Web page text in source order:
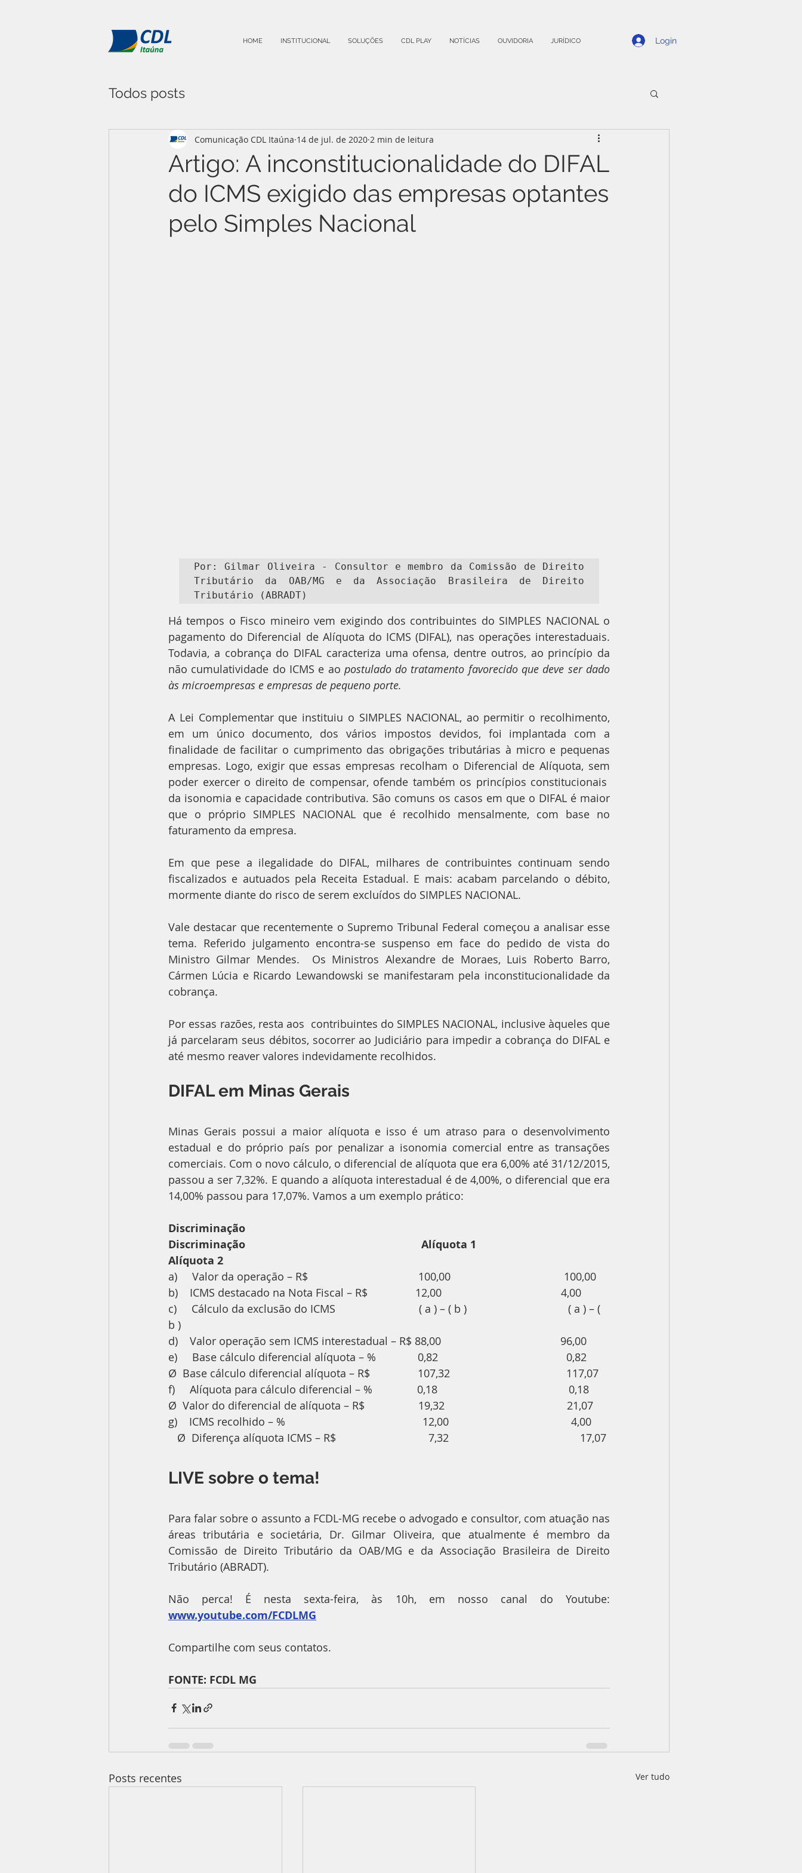
HOME INSTITUCIONAL SOLUÇÕES CDL PLAY NOTÍCIAS OUVIDORIA JURÍDICO Login
Todos posts
Artigo: A inconstitucionalidade do DIFAL
do ICMS exigido das empresas optantes
pelo Simples Nacional
Comunicação CDL Itaúna 14 de jul. de 2020 2 min de leitura
Por: Gilmar Oliveira - Consultor e membro da Comissão de Direito
Tributário da OAB/MG e da Associação Brasileira de Direito
Tributário (ABRADT)
Há tempos o Fisco mineiro vem exigindo dos contribuintes do SIMPLES NACIONAL o
pagamento do Diferencial de Alíquota do ICMS (DIFAL), nas operações interestaduais.
Todavia, a cobrança do DIFAL caracteriza uma ofensa, dentre outros, ao princípio da
não cumulatividade do ICMS e ao postulado do tratamento favorecido que deve ser dado
às microempresas e empresas de pequeno porte.
A Lei Complementar que instituiu o SIMPLES NACIONAL, ao permitir o recolhimento,
em um único documento, dos vários impostos devidos, foi implantada com a
finalidade de facilitar o cumprimento das obrigações tributárias à micro e pequenas
empresas. Logo, exigir que essas empresas recolham o Diferencial de Alíquota, sem
poder exercer o direito de compensar, ofende também os princípios constitucionais
da isonomia e capacidade contributiva. São comuns os casos em que o DIFAL é maior
que o próprio SIMPLES NACIONAL que é recolhido mensalmente, com base no
faturamento da empresa.
Em que pese a ilegalidade do DIFAL, milhares de contribuintes continuam sendo
fiscalizados e autuados pela Receita Estadual. E mais: acabam parcelando o débito,
mormente diante do risco de serem excluídos do SIMPLES NACIONAL.
Vale destacar que recentemente o Supremo Tribunal Federal começou a analisar esse
tema. Referido julgamento encontra-se suspenso em face do pedido de vista do
Ministro Gilmar Mendes.  Os Ministros Alexandre de Moraes, Luis Roberto Barro,
Cármen Lúcia e Ricardo Lewandowski se manifestaram pela inconstitucionalidade da
cobrança.
Por essas razões, resta aos  contribuintes do SIMPLES NACIONAL, inclusive àqueles que
já parcelaram seus débitos, socorrer ao Judiciário para impedir a cobrança do DIFAL e
até mesmo reaver valores indevidamente recolhidos.
DIFAL em Minas Gerais
Minas Gerais possui a maior alíquota e isso é um atraso para o desenvolvimento
estadual e do próprio país por penalizar a isonomia comercial entre as transações
comerciais. Com o novo cálculo, o diferencial de alíquota que era 6,00% até 31/12/2015,
passou a ser 7,32%. E quando a alíquota interestadual é de 4,00%, o diferencial que era
14,00% passou para 17,07%. Vamos a um exemplo prático:
Discriminação
Discriminação                                                           Alíquota 1
Alíquota 2
a)     Valor da operação – R$                                     100,00                                      100,00
b)    ICMS destacado na Nota Fiscal – R$                12,00                                        4,00
c)     Cálculo da exclusão do ICMS                            ( a ) – ( b )                                  ( a ) – (
b )
d)    Valor operação sem ICMS interestadual – R$ 88,00                                        96,00
e)     Base cálculo diferencial alíquota – %              0,82                                           0,82
Ø  Base cálculo diferencial alíquota – R$                107,32                                       117,07
f)     Alíquota para cálculo diferencial – %               0,18                                            0,18
Ø  Valor do diferencial de alíquota – R$                  19,32                                         21,07
g)    ICMS recolhido – %                                              12,00                                         4,00
   Ø  Diferença alíquota ICMS – R$                               7,32                                            17,07
LIVE sobre o tema!
Para falar sobre o assunto a FCDL-MG recebe o advogado e consultor, com atuação nas
áreas tributária e societária, Dr. Gilmar Oliveira, que atualmente é membro da
Comissão de Direito Tributário da OAB/MG e da Associação Brasileira de Direito
Tributário (ABRADT).
www.youtube.com/FCDLMG
Compartilhe com seus contatos.
FONTE: FCDL MG
Posts recentes Ver tudo